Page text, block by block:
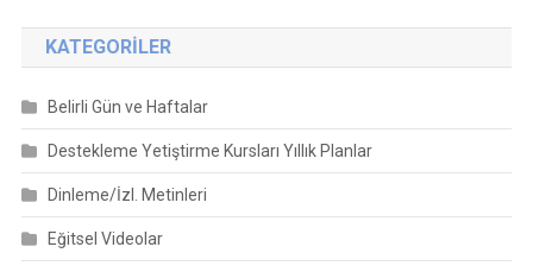
KATEGORILER
Belirli Gün ve Haftalar
Destekleme Yetiştirme Kursları Yıllık Planlar
Dinleme/İzl. Metinleri
Eğitsel Videolar